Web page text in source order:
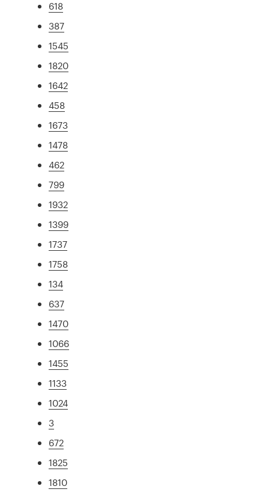
618
387
1545
1820
1642
458
1673
1478
462
799
1932
1399
1737
1758
134
637
1470
1066
1455
1133
1024
3
672
1825
1810